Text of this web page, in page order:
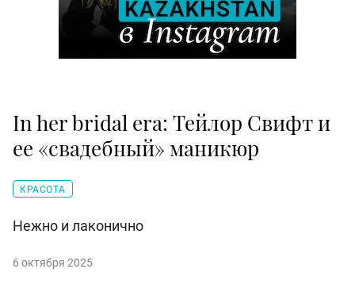
In her bridal era: Тейлор Свифт и
ее «свадебный» маникюр
КРАСОТА
Нежно и лаконично
6 октября 2025